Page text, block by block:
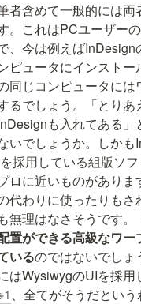
者含めて一般的には両
。これはPCユーザー
、今は例えばInDesign
ピュータにインストー
同じコンピュータには
るでしょう。「とり
も入れてある」
いでしょうか。しかも
採用している組版ソ
ロに近いものがありま
代わりに使ったりもさ
理はなさそうです。
置ができる高級なワー
いるのではないでしょ
はWysiwygのUIを採用
、全てがそうだとい